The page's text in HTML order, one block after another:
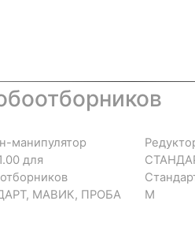
манипулятор
для
МАВИК, ПРОБА
М